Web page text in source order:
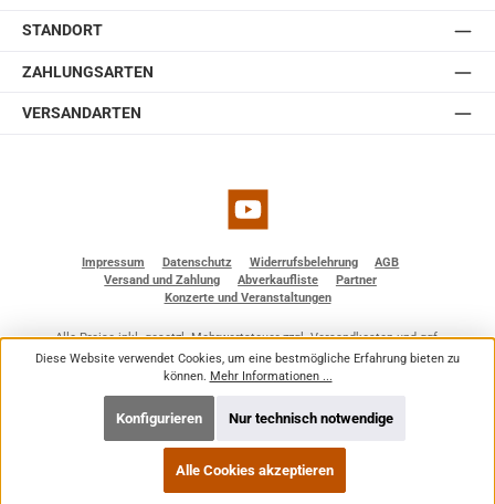
STANDORT
ZAHLUNGSARTEN
VERSANDARTEN
YouTube
Impressum Datenschutz Widerrufsbelehrung
AGB
Versand und Zahlung
Abverkaufliste
Partner
Konzerte und Veranstaltungen
Alle Preise inkl. gesetzl. Mehrwertsteuer zzgl.Versandkostenund ggf.
Nachnahmegebühren, wenn nicht anders angegeben.
© 2026 BF - Dienstleistungen - Alle Rechte vorbehalten. Theme by
Diese Website verwendet Cookies, um eine bestmögliche Erfahrung bieten zu
können. Mehr Informationen ...
Nur technisch notwendige
Konfigurieren
Alle Cookies akzeptieren